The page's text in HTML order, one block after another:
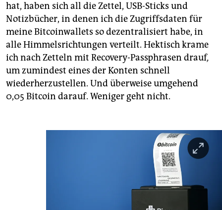
hat, haben sich all die Zettel, USB-Sticks und
Notizbücher, in denen ich die Zugriffsdaten für
meine Bitcoinwallets so dezentralisiert habe, in
alle Himmelsrichtungen verteilt. Hektisch krame
ich nach Zetteln mit Recovery-Passphrasen drauf,
um zumindest eines der Konten schnell
wiederherzustellen. Und überweise umgehend
0,05 Bitcoin darauf. Weniger geht nicht.